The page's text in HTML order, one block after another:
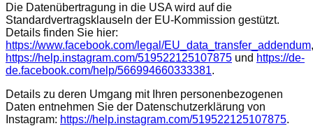
Die Datenübertragung in die USA wird auf die
Standardvertragsklauseln der EU-Kommission gestützt.
Details finden Sie hier:
https://www.facebook.com/legal/EU_data_transfer_addendum,
https://help.instagram.com/519522125107875 und https://de-
de.facebook.com/help/566994660333381.
Details zu deren Umgang mit Ihren personenbezogenen
Daten entnehmen Sie der Datenschutzerklärung von
Instagram: https://help.instagram.com/519522125107875.